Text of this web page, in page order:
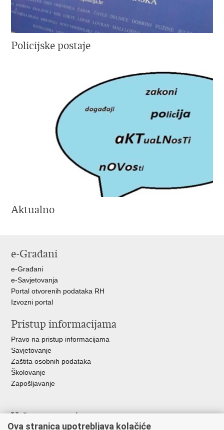
Policijske postaje
Aktualno
e-Građani
e-Građani
e-Savjetovanja
Portal otvorenih podataka RH
Izvozni portal
Pristup informacijama
Pravo na pristup informacijama
Savjetovanje
Zaštita osobnih podataka
Školovanje
Zapošljavanje
Važne poveznice
Ova stranica upotrebljava kolačiće